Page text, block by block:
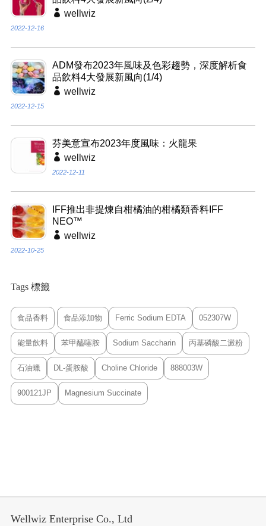
wellwiz
2022-12-16
ADM發布2023年風味及色彩趨勢，深度解析食
品飲料4大發展新風向(1/4)
wellwiz
2022-12-15
芬美意宣布2023年度風味：火龍果
wellwiz
2022-12-11
IFF推出非提煉自柑橘油的柑橘類香料IFF
NEO™
wellwiz
2022-10-25
Tags 標籤
食品香料 食品添加物 Ferric Sodium EDTA 052307W
能量飲料 苯甲醯噻胺 Sodium Saccharin 丙基磷酸二澱粉
石油蠟 DL-蛋胺酸 Choline Chloride 888003W
900121JP Magnesium Succinate
Wellwiz Enterprise Co., Ltd